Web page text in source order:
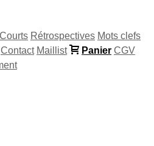
Courts Rétrospectives Mots clefs
Contact Maillist Panier CGV